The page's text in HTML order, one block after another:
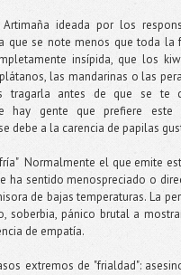
Artimaña ideada por los
que se note menos que toda
insípida, que los
las mandarinas o las
tragarla antes de que se te
hay gente que prefiere este
debe a la carencia de papilas
fría" Normalmente el que emite
ha sentido menospreciado o
de bajas temperaturas. La
soberbia, pánico brutal a
de empatía.
extremos de "frialdad":